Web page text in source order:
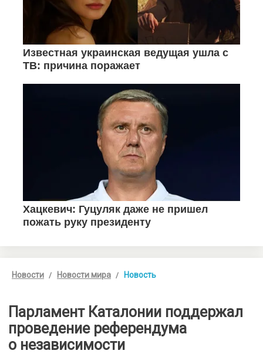
Новости Новости мира Новость
Парламент Каталонии поддержал
проведение референдума
о независимости